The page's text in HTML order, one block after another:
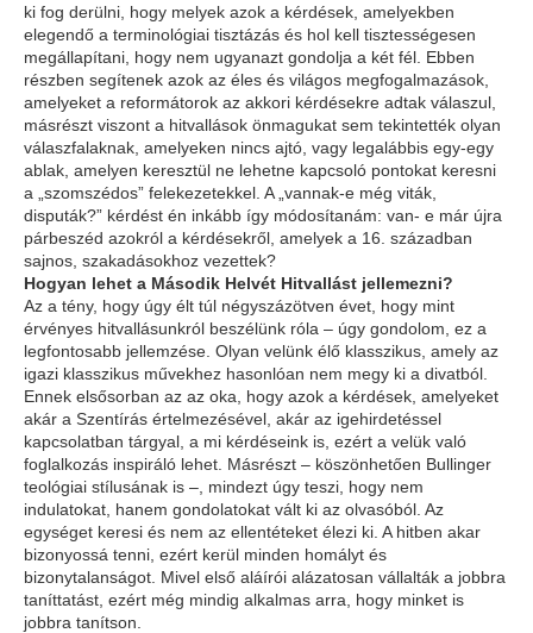
ki fog derülni, hogy melyek azok a kérdések, amelyekben
elegendő a terminológiai tisztázás és hol kell tisztességesen
megállapítani, hogy nem ugyanazt gondolja a két fél. Ebben
részben segítenek azok az éles és világos megfogalmazások,
amelyeket a reformátorok az akkori kérdésekre adtak válaszul,
másrészt viszont a hitvallások önmagukat sem tekintették olyan
válaszfalaknak, amelyeken nincs ajtó, vagy legalábbis egy-egy
ablak, amelyen keresztül ne lehetne kapcsoló pontokat keresni
a „szomszédos” felekezetekkel. A „vannak-e még viták,
disputák?” kérdést én inkább így módosítanám: van- e már újra
párbeszéd azokról a kérdésekről, amelyek a 16. században
sajnos, szakadásokhoz vezettek?
Hogyan lehet a Második Helvét Hitvallást jellemezni?
Az a tény, hogy úgy élt túl négyszázötven évet, hogy mint
érvényes hitvallásunkról beszélünk róla – úgy gondolom, ez a
legfontosabb jellemzése. Olyan velünk élő klasszikus, amely az
igazi klasszikus művekhez hasonlóan nem megy ki a divatból.
Ennek elsősorban az az oka, hogy azok a kérdések, amelyeket
akár a Szentírás értelmezésével, akár az igehirdetéssel
kapcsolatban tárgyal, a mi kérdéseink is, ezért a velük való
foglalkozás inspiráló lehet. Másrészt – köszönhetően Bullinger
teológiai stílusának is –, mindezt úgy teszi, hogy nem
indulatokat, hanem gondolatokat vált ki az olvasóból. Az
egységet keresi és nem az ellentéteket élezi ki. A hitben akar
bizonyossá tenni, ezért kerül minden homályt és
bizonytalanságot. Mivel első aláírói alázatosan vállalták a jobbra
taníttatást, ezért még mindig alkalmas arra, hogy minket is
jobbra tanítson.